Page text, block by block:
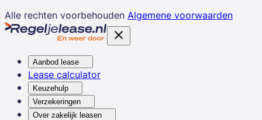
Alle rechten voorbehouden Algemene voorwaarden
Aanbod lease
Lease calculator
Keuzehulp
Verzekeringen
Over zakelijk leasen